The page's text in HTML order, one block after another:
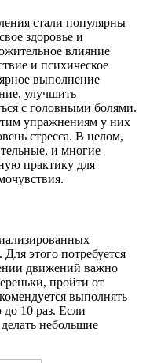
стали популярны
здоровье и
влияние
и психическое
выполнение
улучшить
с головными болями.
упражнениям у них
стресса. В целом,
и многие
практику для
этого потребуется
движений важно
пройти от
выполнять
10 раз. Если
небольшие